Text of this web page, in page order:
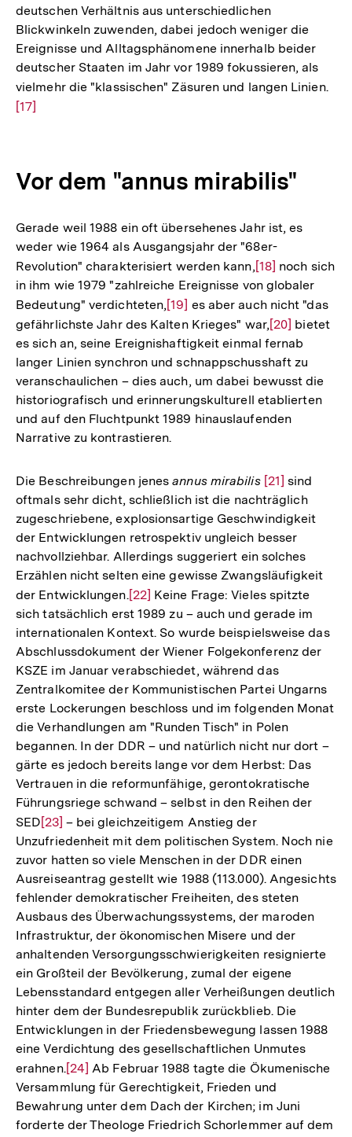
deutschen Verhältnis aus unterschiedlichen
Blickwinkeln zuwenden, dabei jedoch weniger die
Ereignisse und Alltagsphänomene innerhalb beider
deutscher Staaten im Jahr vor 1989 fokussieren, als
vielmehr die "klassischen" Zäsuren und langen Linien.
[17]
Vor dem "annus mirabilis"
Gerade weil 1988 ein oft übersehenes Jahr ist, es
weder wie 1964 als Ausgangsjahr der "68er-
Revolution" charakterisiert werden kann,Zur
Auflösung
der
Fußnote
[18] noch sich
in ihm wie 1979 "zahlreiche Ereignisse von globaler
Bedeutung" verdichteten,Zur
Auflösung
der
Fußnote
[19] es aber auch nicht "das
gefährlichste Jahr des Kalten Krieges" war,Zur
Auflösung
der
Fußnote
[20] bietet
es sich an, seine Ereignishaftigkeit einmal fernab
langer Linien synchron und schnappschusshaft zu
veranschaulichen – dies auch, um dabei bewusst die
historiografisch und erinnerungskulturell etablierten
und auf den Fluchtpunkt 1989 hinauslaufenden
Narrative zu kontrastieren.
Die Beschreibungen jenesannus mirabilis Zur
Auflösung
der
Fußnote
[21] sind
oftmals sehr dicht, schließlich ist die nachträglich
zugeschriebene, explosionsartige Geschwindigkeit
der Entwicklungen retrospektiv ungleich besser
nachvollziehbar. Allerdings suggeriert ein solches
Erzählen nicht selten eine gewisse Zwangsläufigkeit
der Entwicklungen.Zur
Auflösung
der
Fußnote
[22] Keine Frage: Vieles spitzte
sich tatsächlich erst 1989 zu – auch und gerade im
internationalen Kontext. So wurde beispielsweise das
Abschlussdokument der Wiener Folgekonferenz der
KSZE im Januar verabschiedet, während das
Zentralkomitee der Kommunistischen Partei Ungarns
erste Lockerungen beschloss und im folgenden Monat
die Verhandlungen am "Runden Tisch" in Polen
begannen. In der DDR – und natürlich nicht nur dort –
gärte es jedoch bereits lange vor dem Herbst: Das
Vertrauen in die reformunfähige, gerontokratische
Führungsriege schwand – selbst in den Reihen der
SEDZur
Auflösung
der
Fußnote
[23] – bei gleichzeitigem Anstieg der
Unzufriedenheit mit dem politischen System. Noch nie
zuvor hatten so viele Menschen in der DDR einen
Ausreiseantrag gestellt wie 1988 (113.000). Angesichts
fehlender demokratischer Freiheiten, des steten
Ausbaus des Überwachungssystems, der maroden
Infrastruktur, der ökonomischen Misere und der
anhaltenden Versorgungsschwierigkeiten resignierte
ein Großteil der Bevölkerung, zumal der eigene
Lebensstandard entgegen aller Verheißungen deutlich
hinter dem der Bundesrepublik zurückblieb. Die
Entwicklungen in der Friedensbewegung lassen 1988
eine Verdichtung des gesellschaftlichen Unmutes
erahnen.Zur
Auflösung
der
Fußnote
[24] Ab Februar 1988 tagte die Ökumenische
Versammlung für Gerechtigkeit, Frieden und
Bewahrung unter dem Dach der Kirchen; im Juni
forderte der Theologe Friedrich Schorlemmer auf dem